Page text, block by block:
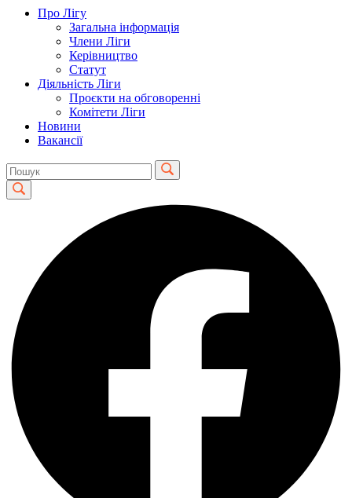
Про Лігу
Загальна інформація
Члени Ліги
Керівництво
Статут
Діяльність Ліги
Проєкти на обговоренні
Комітети Ліги
Новини
Вакансії